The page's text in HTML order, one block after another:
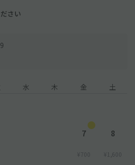
さい
水 木 金 土
7
¥700
8
¥1,600